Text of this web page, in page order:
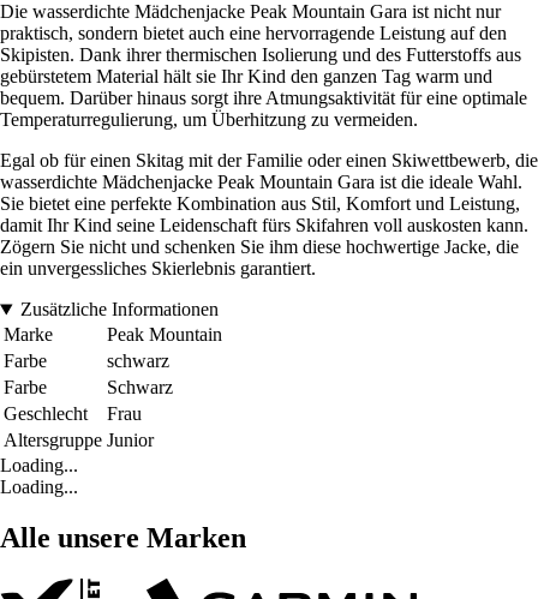
Die wasserdichte Mädchenjacke Peak Mountain Gara ist nicht nur
praktisch, sondern bietet auch eine hervorragende Leistung auf den
Skipisten. Dank ihrer thermischen Isolierung und des Futterstoffs aus
gebürstetem Material hält sie Ihr Kind den ganzen Tag warm und
bequem. Darüber hinaus sorgt ihre Atmungsaktivität für eine optimale
Temperaturregulierung, um Überhitzung zu vermeiden.
Egal ob für einen Skitag mit der Familie oder einen Skiwettbewerb, die
wasserdichte Mädchenjacke Peak Mountain Gara ist die ideale Wahl.
Sie bietet eine perfekte Kombination aus Stil, Komfort und Leistung,
damit Ihr Kind seine Leidenschaft fürs Skifahren voll auskosten kann.
Zögern Sie nicht und schenken Sie ihm diese hochwertige Jacke, die
ein unvergessliches Skierlebnis garantiert.
Zusätzliche Informationen
Marke
Peak Mountain
Farbe
schwarz
Farbe
Schwarz
Geschlecht
Frau
Altersgruppe Junior
Loading...
Loading...
Alle unsere Marken